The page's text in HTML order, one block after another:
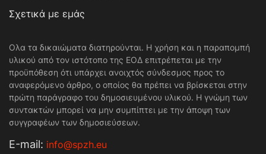
Σχετικά με εμάς
Ολα τα δικαιώματα διατηρούνται. Η χρήση και η παραπομπή
υλικού από τον ιστότοπο της ΕΟΔ επιτρέπεται με την
προϋπόθεση ότι υπάρχει ανοιχτός σύνδεσμος προς το
αναφερόμενο άρθρο, ο οποίος θα πρέπει να βρίσκεται στην
πρώτη παράγραφο του δημοσιευμένου υλικού. Η γνώμη των
συντακτών μπορεί να μην συμπίπτει με την άποψη των
συγγραφέων των δημοσιεύσεων.
Е-mail: info@spzh.eu